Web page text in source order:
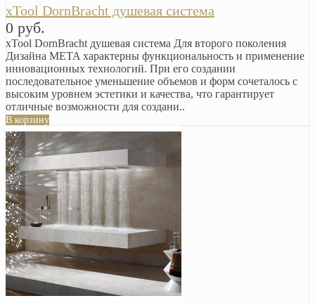
xTool DornBracht душевая система
0 руб.
xTool DornBracht душевая система Для второго поколения
Дизайна META характерны функциональность и применение
инновационных технологий. При его создании
последовательное уменьшение объемов и форм сочеталось с
высоким уровнем эстетики и качества, что гарантирует
отличные возможности для создани..
В корзину